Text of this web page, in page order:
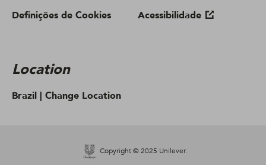
Definições de Cookies
Acessibilidade
Location
Brazil | Change Location
Copyright © 2025 Unilever.